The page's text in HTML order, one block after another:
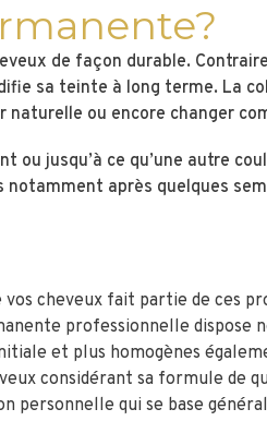
de façon durable.
sa teinte à long terme. La
naturelle ou encore changer
ou jusqu’à ce qu’une autre
après quelques
cheveux fait partie de ces
professionnelle dispose
et plus homogènes
considérant sa formule de
personnelle qui se base